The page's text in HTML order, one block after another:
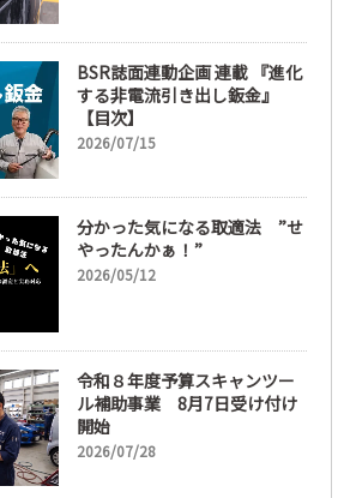
BSR誌面連動企画 連載 『進化
する非電流引き出し鈑金』
【目次】
2026/07/15
分かった気になる取適法 ”せ
やったんかぁ！”
2026/05/12
令和８年度予算スキャンツー
ル補助事業 8月7日受け付け
開始
2026/07/28